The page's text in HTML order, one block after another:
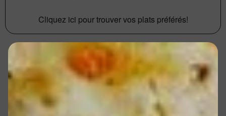
Cliquez ici pour trouver vos plats préférés!